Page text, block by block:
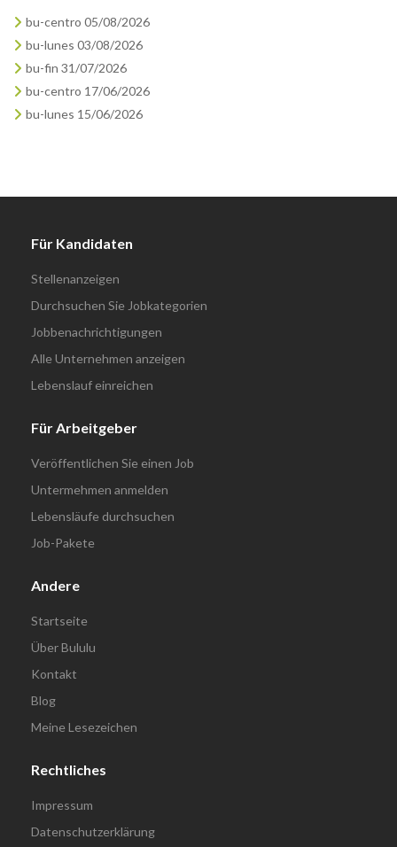
bu-centro 05/08/2026
bu-lunes 03/08/2026
bu-fin 31/07/2026
bu-centro 17/06/2026
bu-lunes 15/06/2026
Für Kandidaten
Stellenanzeigen
Durchsuchen Sie Jobkategorien
Jobbenachrichtigungen
Alle Unternehmen anzeigen
Lebenslauf einreichen
Für Arbeitgeber
Veröffentlichen Sie einen Job
Untermehmen anmelden
Lebensläufe durchsuchen
Job-Pakete
Andere
Startseite
Über Bululu
Kontakt
Blog
Meine Lesezeichen
Rechtliches
Impressum
Datenschutzerklärung